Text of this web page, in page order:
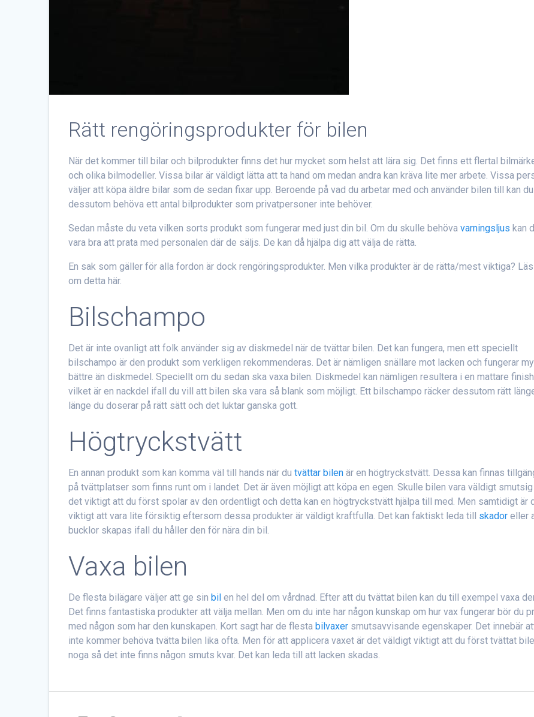
Rätt rengöringsprodukter för bilen
När det kommer till bilar och bilprodukter finns det hur mycket som helst att lära sig. Det finns ett flertal
och olika bilmodeller. Vissa bilar är väldigt lätta att ta hand om medan andra kan kräva lite mer arbete. Vissa
väljer att köpa äldre bilar som de sedan fixar upp. Beroende på vad du arbetar med och använder bilen till kan du
dessutom behöva ett antal bilprodukter som privatpersoner inte behöver.
Sedan måste du veta vilken sorts produkt som fungerar med just din bil. Om du skulle behövavarningsljus kan
vara bra att prata med personalen där de säljs. De kan då hjälpa dig att välja de rätta.
En sak som gäller för alla fordon är dock rengöringsprodukter. Men vilka produkter är de rätta/mest viktiga?
om detta här.
Bilschampo
Det är inte ovanligt att folk använder sig av diskmedel när de tvättar bilen. Det kan fungera, men ett speciellt
bilschampo är den produkt som verkligen rekommenderas. Det är nämligen snällare mot lacken och fungerar
bättre än diskmedel. Speciellt om du sedan ska vaxa bilen. Diskmedel kan nämligen resultera i en mattare
vilket är en nackdel ifall du vill att bilen ska vara så blank som möjligt. Ett bilschampo räcker dessutom rätt
länge du doserar på rätt sätt och det luktar ganska gott.
Högtryckstvätt
En annan produkt som kan komma väl till hands när dutvättar bilen är en högtryckstvätt. Dessa kan finnas
på tvättplatser som finns runt om i landet. Det är även möjligt att köpa en egen. Skulle bilen vara väldigt smutsig
det viktigt att du först spolar av den ordentligt och detta kan en högtryckstvätt hjälpa till med. Men samtidigt är
viktigt att vara lite försiktig eftersom dessa produkter är väldigt kraftfulla. Det kan faktiskt leda till skador eller
bucklor skapas ifall du håller den för nära din bil.
Vaxa bilen
De flesta bilägare väljer att ge sin bil en hel del om vårdnad. Efter att du tvättat bilen kan du till exempel vaxa
Det finns fantastiska produkter att välja mellan. Men om du inte har någon kunskap om hur vax fungerar bör du
med någon som har den kunskapen. Kort sagt har de flesta bilvaxer smutsavvisande egenskaper. Det innebär
inte kommer behöva tvätta bilen lika ofta. Men för att applicera vaxet är det väldigt viktigt att du först tvättat
noga så det inte finns någon smuts kvar. Det kan leda till att lacken skadas.